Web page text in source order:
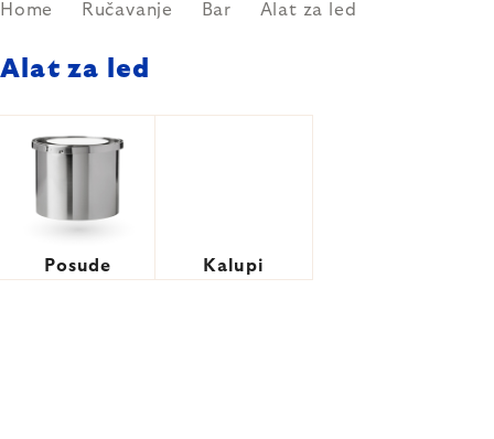
Home Ručavanje Bar Alat za led
Alat za led
Posude Kalupi